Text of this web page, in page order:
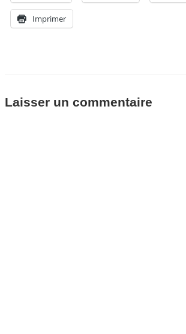
Imprimer
Laisser un commentaire